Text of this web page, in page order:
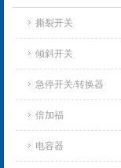
撕裂开关
倾斜开关
急停开关/转换器
倍加福
电容器